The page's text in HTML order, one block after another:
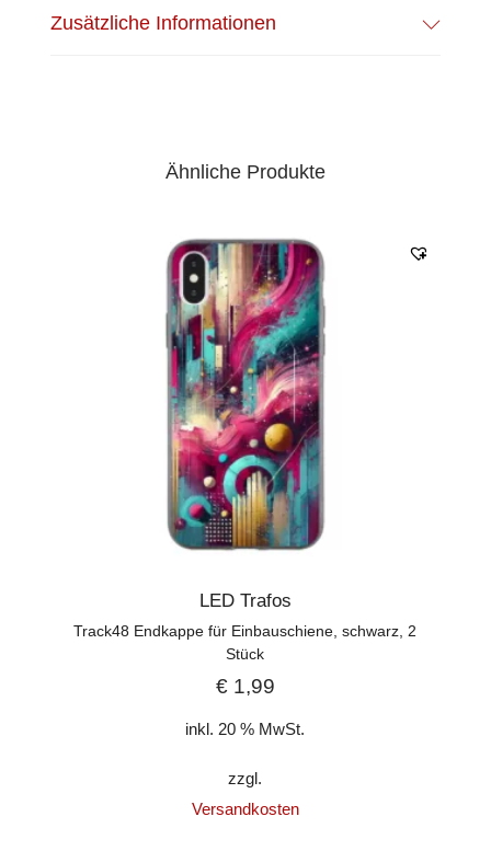
Zusätzliche Informationen
Ähnliche Produkte
LED Trafos
Track48 Endkappe für Einbauschiene, schwarz, 2
Stück
€1,99
inkl. 20 % MwSt.
zzgl.
Versandkosten